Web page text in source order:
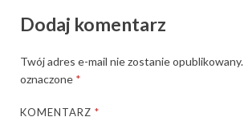
Dodaj komentarz
Twój adres e-mail nie zostanie opublikowany.
oznaczone *
KOMENTARZ*